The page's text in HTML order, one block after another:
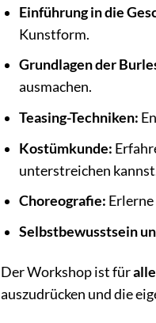
Einführung in die
Kunstform.
Grundlagen der
ausmachen.
Teasing-Techniken:
Kostümkunde:
unterstreichen
Choreografie:
Selbstbewusstsein
Der Workshop ist füralle
auszudrücken und die